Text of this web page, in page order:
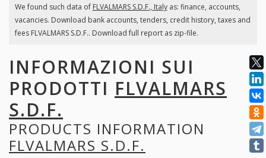
We found such data of FLVALMARS S.D.F., Italyas: finance, accounts,
vacancies. Download bank accounts, tenders, credit history, taxes and
fees FLVALMARS S.D.F.. Download full report as zip-file.
INFORMAZIONI SUI
PRODOTTI FLVALMARS
S.D.F.
PRODUCTS INFORMATION
FLVALMARS S.D.F.